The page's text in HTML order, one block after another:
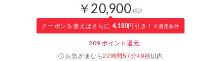
￥20,900税込
クーポンを使えばさらに 4,180円引き！ ※適用条件
209 ポイント還元
お急ぎ便なら22時間57分49秒以内